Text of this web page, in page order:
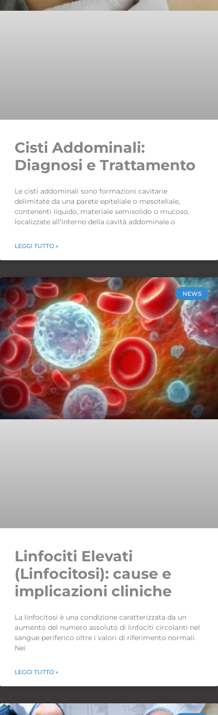
Cisti Addominali:
Diagnosi e Trattamento
Le cisti addominali sono formazioni cavitarie
delimitate da una parete epiteliale o mesoteliale,
contenenti liquido, materiale semisolido o mucoso,
localizzate all’interno della cavità addominale o
LEGGI TUTTO »
NEWS
Linfociti Elevati
(Linfocitosi): cause e
implicazioni cliniche
La linfocitosi è una condizione caratterizzata da un
aumento del numero assoluto di linfociti circolanti nel
sangue periferico oltre i valori di riferimento normali.
Nei
LEGGI TUTTO »